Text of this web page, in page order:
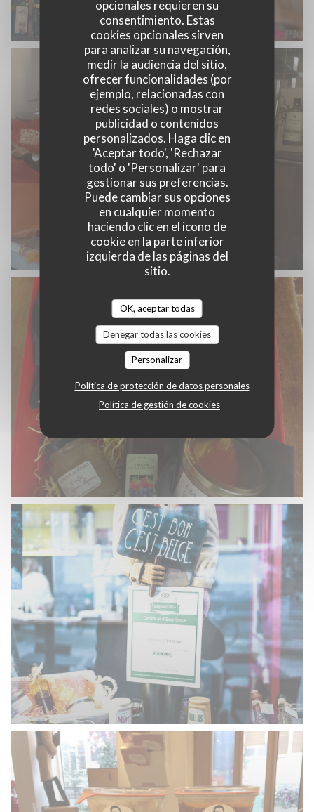
opcionales requieren su
consentimiento. Estas
cookies opcionales sirven
para analizar su navegación,
medir la audiencia del sitio,
ofrecer funcionalidades (por
ejemplo, relacionadas con
redes sociales) o mostrar
publicidad o contenidos
personalizados. Haga clic en
'Aceptar todo', 'Rechazar
todo' o 'Personalizar' para
gestionar sus preferencias.
Puede cambiar sus opciones
en cualquier momento
haciendo clic en el icono de
cookie en la parte inferior
izquierda de las páginas del
sitio.
OK, aceptar todas
Denegar todas las cookies
Personalizar
Política de protección de datos personales
Política de gestión de cookies